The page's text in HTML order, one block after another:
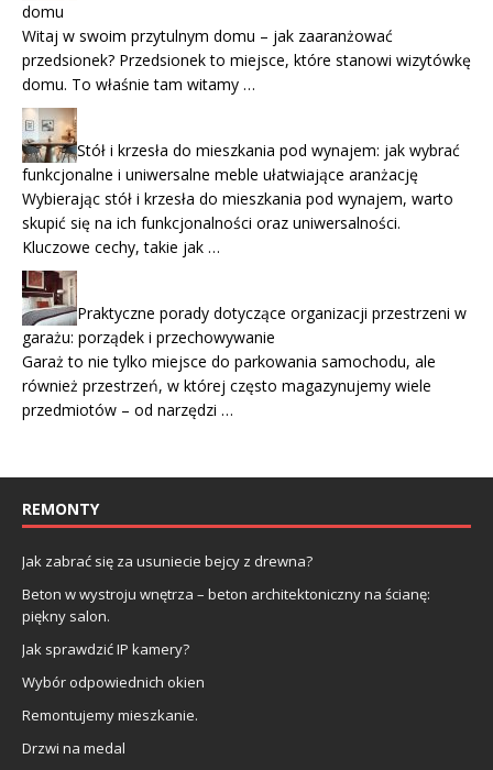
domu
Witaj w swoim przytulnym domu – jak zaaranżować
przedsionek? Przedsionek to miejsce, które stanowi wizytówkę
domu. To właśnie tam witamy …
Stół i krzesła do mieszkania pod wynajem: jak wybrać
funkcjonalne i uniwersalne meble ułatwiające aranżację
Wybierając stół i krzesła do mieszkania pod wynajem, warto
skupić się na ich funkcjonalności oraz uniwersalności.
Kluczowe cechy, takie jak …
Praktyczne porady dotyczące organizacji przestrzeni w
garażu: porządek i przechowywanie
Garaż to nie tylko miejsce do parkowania samochodu, ale
również przestrzeń, w której często magazynujemy wiele
przedmiotów – od narzędzi …
REMONTY
Jak zabrać się za usuniecie bejcy z drewna?
Beton w wystroju wnętrza – beton architektoniczny na ścianę:
piękny salon.
Jak sprawdzić IP kamery?
Wybór odpowiednich okien
Remontujemy mieszkanie.
Drzwi na medal